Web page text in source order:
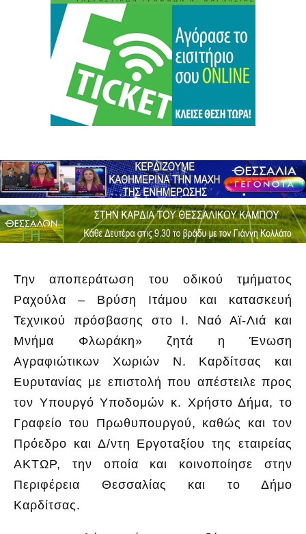
Την αποπεράτωση του οδικού τμήματος
Ραχούλα – Βρύση Ιτάμου και κατασκευή
Τεχνικού πρόσβασης στο Ι. Ναό Αϊ-Λιά και
Μνήμα Φλωράκη» ζητά η Ένωση
Αγραφιώτικων Χωριών Ν. Καρδίτσας και
Ευρυτανίας με επιστολή που απέστειλε προς
τον Υπουργό Υποδομών κ. Χρήστο Δήμα, το
Γραφείο του Πρωθυπουργού, καθώς και τον
Πρόεδρο και Δ/ντη Εργοταξίου της εταιρείας
ΑΚΤΩΡ, την οποία και κοινοποίησε στην
Περιφέρεια Θεσσαλίας και το Δήμο
Καρδίτσας.